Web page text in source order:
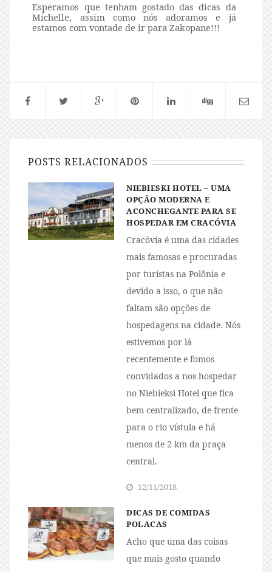
Esperamos que tenham gostado das dicas da
Michelle, assim como nós adoramos e já
estamos com vontade de ir para Zakopane!!!
POSTS RELACIONADOS
NIEBIESKI HOTEL – UMA
OPÇÃO MODERNA E
ACONCHEGANTE PARA SE
HOSPEDAR EM CRACÓVIA
Cracóvia é uma das cidades
mais famosas e procuradas
por turistas na Polônia e
devido a isso, o que não
faltam são opções de
hospedagens na cidade. Nós
estivemos por lá
recentemente e fomos
convidados a nos hospedar
no Niebieksi Hotel que fica
bem centralizado, de frente
para o rio vístula e há
menos de 2 km da praça
central.
12/11/2018
DICAS DE COMIDAS
POLACAS
Acho que uma das coisas
que mais gosto quando